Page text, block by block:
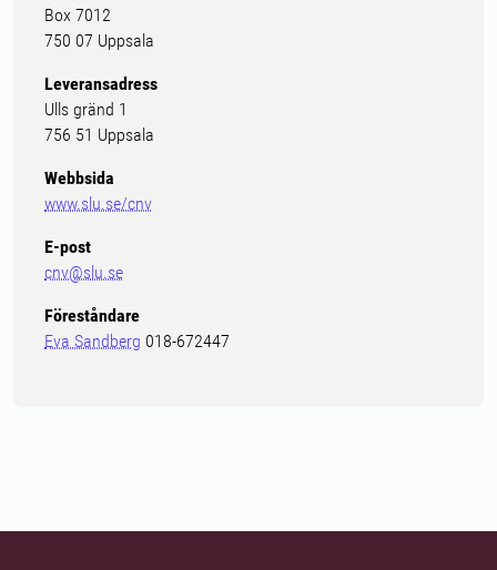
Box 7012
750 07 Uppsala
Leveransadress
Ulls gränd 1
756 51 Uppsala
Webbsida
www.slu.se/cnv
E-post
cnv@slu.se
Föreståndare
Eva Sandberg 018-672447